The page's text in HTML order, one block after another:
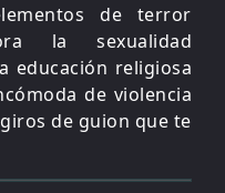
de terror
la sexualidad
educación religiosa
de violencia
de guion que te